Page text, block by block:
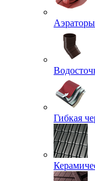
Аэраторы
Гибкая